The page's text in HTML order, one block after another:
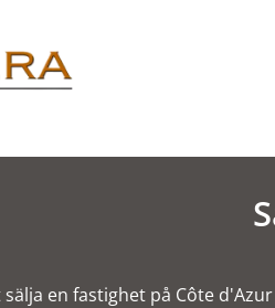
en fastighet på Côte